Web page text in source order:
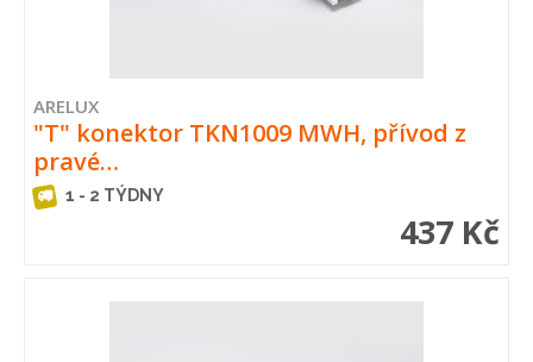
ARELUX
"T" konektor TKN1009 MWH, přívod z
pravé…
1 - 2 TÝDNY
437 Kč